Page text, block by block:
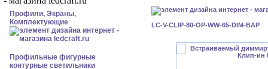
Профили, Экраны,
Комплектующие
Профильные фигурные
контурные светильники
LC-V-CLIP-80-OP-WW-65-DIM-BAP